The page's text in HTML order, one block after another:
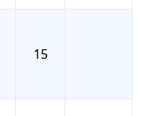
15